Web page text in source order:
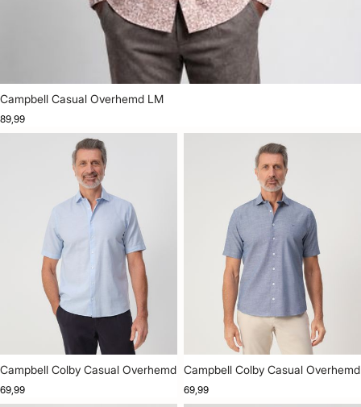
Campbell Casual Overhemd LM
89,99
Campbell Colby Casual Overhemd
69,99
Campbell Colby Casual Overhemd
69,99